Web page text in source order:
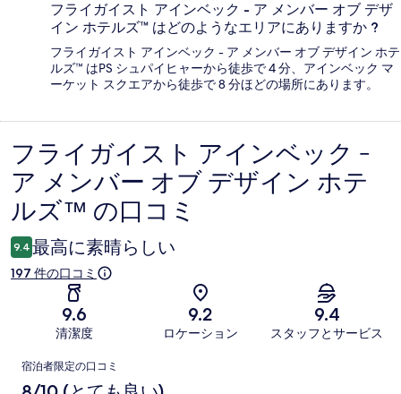
フライガイスト アインベック - ア メンバー オブ デザ
イン ホテルズ™ はどのようなエリアにありますか ?
フライガイスト アインベック - ア メンバー オブ デザイン ホテ
ルズ™ はPS シュパイヒャーから徒歩で 4 分、アインベック マ
ーケット スクエアから徒歩で 8 分ほどの場所にあります。
口
コ
ミ
フライガイスト アインベック -
ア メンバー オブ デザイン ホテ
ルズ™ の口コミ
9.4 最高に素晴らしい
197 件の口コミ
9.6
清潔度
9.2
ロケーション
9.4
スタッフとサービス
口
宿泊者限定の口コミ